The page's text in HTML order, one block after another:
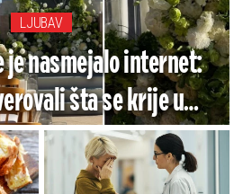
LJUBAV
je nasmejalo internet:
šta se krije u
(VIDEO)